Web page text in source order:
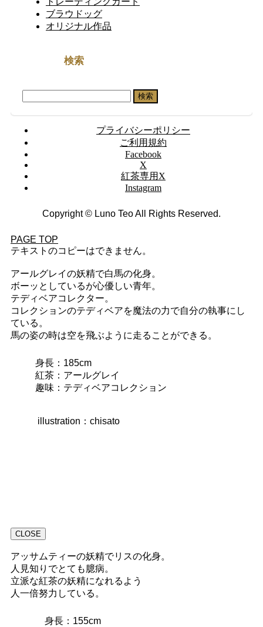
ブラウドッグ
オリジナル作品
検索
プライバシーポリシー
ご利用規約
Facebook
X
紅茶専用X
Instagram
Copyright © Luno Teo All Rights Reserved.
PAGE TOP
テキストのコピーはできません。
アールグレイの妖精で白馬の化身。
ボーッとしているが心優しい青年。
テディベアコレクター。
コレクションのテディベアを魔法の力で自分の執事にし
ている。
馬の姿の時は空を飛ぶように走ることができる。
身長：185cm
紅茶：アールグレイ
趣味：テディベアコレクション
illustration：chisato
CLOSE
アッサムティーの妖精でリスの化身。
人見知りでとても臆病。
立派な紅茶の妖精になれるよう
人一倍努力している。
身長：155cm